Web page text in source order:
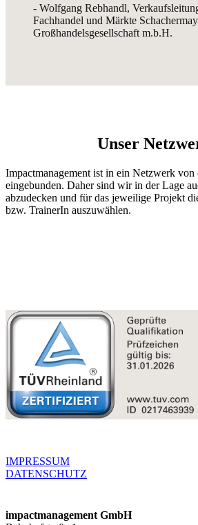
- Wolfgang Rebhandl,
Fachhandel und Märkte
Großhandelsgesellschaft m.b.H.
Unser
Impactmanagement ist in ein Netzwerk von
eingebunden. Daher sind wir in der Lage
abzudecken und für das jeweilige Projekt
bzw. TrainerIn auszuwählen.
IMPRESSUM
DATENSCHUTZ
impactmanagement GmbH